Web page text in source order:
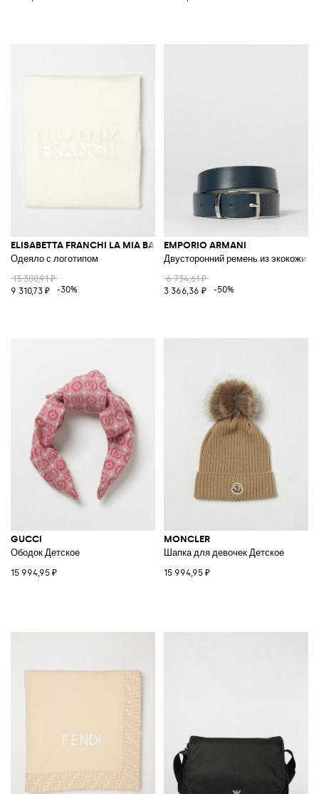
ELISABETTA FRANCHI LA MIA BAMBINA
Одеяло с логотипом
13 300,91 ₽
9 310,73 ₽
-30%
EMPORIO ARMANI
Двусторонний ремень из экокожи
6 734,61 ₽
3 366,36 ₽
-50%
GUCCI
Ободок Детское
15 994,95 ₽
MONCLER
Шапка для девочек Детское
15 994,95 ₽